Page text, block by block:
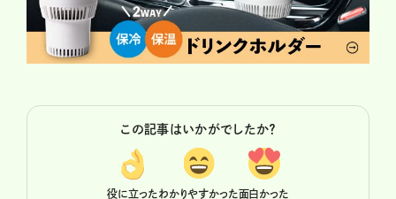
この記事はいかがでしたか？
役に立ったわかりやすかった面白かった